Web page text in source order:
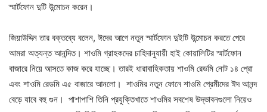
স্মার্টফোন দুটি উন্মোচন করেন।
জিয়াউদ্দিন তার বক্তব্যে বলেন, ঈদের আগে নতুন স্মার্টফোন দুইটি উন্মোচন করতে পেরে
আমরা অত্যন্ত আনন্দিত। শাওমি গ্রাহকদের চাহিদানুযায়ী হাই কোয়ালিটির স্মার্টফোন
বাজারে নিয়ে আসতে কাজ করে যাচ্ছে। তারই ধারাবাহিকতায় শাওমি রেডমি নোট ১৪ প্রো
এবং শাওমি রেডমি এ৫ বাজারে আনলো। শাওমির নতুন ফোনে শাওমি প্রেমীদের ঈদ আনন্দ
বেড়ে যাবে বহু গুন। পাশাপাশি তিনি প্রযুক্তিখাতে শাওমির সবশেষ উদ্ভাবনগুলো নিয়েও